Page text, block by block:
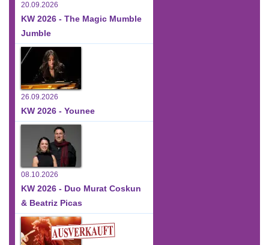
20.09.2026
KW 2026 - The Magic Mumble
Jumble
26.09.2026
KW 2026 - Younee
08.10.2026
KW 2026 - Duo Murat Coskun
& Beatriz Picas